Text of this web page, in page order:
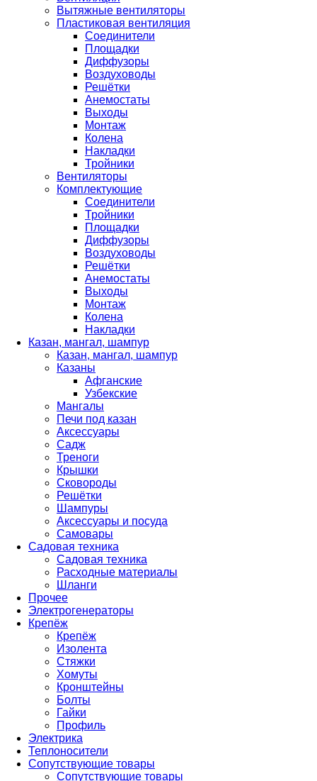
Вытяжные вентиляторы
Пластиковая вентиляция
Соединители
Площадки
Диффузоры
Воздуховоды
Решётки
Анемостаты
Выходы
Монтаж
Колена
Накладки
Тройники
Вентиляторы
Комплектующие
Соединители
Тройники
Площадки
Диффузоры
Воздуховоды
Решётки
Анемостаты
Выходы
Монтаж
Колена
Накладки
Казан, мангал, шампур
Казан, мангал, шампур
Казаны
Афганские
Узбекские
Мангалы
Печи под казан
Аксессуары
Садж
Треноги
Крышки
Сковороды
Решётки
Шампуры
Аксессуары и посуда
Самовары
Садовая техника
Садовая техника
Расходные материалы
Шланги
Прочее
Электрогенераторы
Крепёж
Крепёж
Изолента
Стяжки
Хомуты
Кронштейны
Болты
Гайки
Профиль
Электрика
Теплоносители
Сопутствующие товары
Сопутствующие товары